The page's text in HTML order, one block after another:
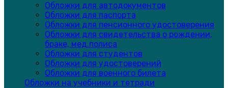
Обложки для автодокументов
Обложки для паспорта
Обложки для пенсионного удостоверения
Обложки для свидетельства о рождении,
браке, мед.полиса
Обложки для студентов
Обложки для удостоверений
Обложки для военного билета
Обложки на учебники и тетради